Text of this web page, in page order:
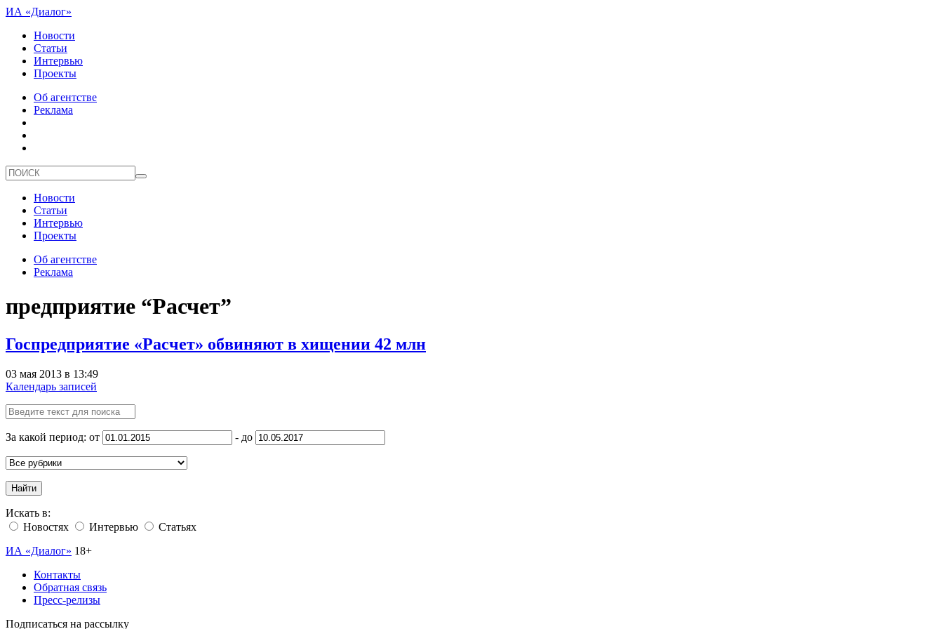
ИА «Диалог»
Новости
Статьи
Интервью
Проекты
Об агентстве
Реклама
Новости
Статьи
Интервью
Проекты
Об агентстве
Реклама
предприятие “Расчет”
Госпредприятие «Расчет» обвиняют в хищении 42 млн
03 мая 2013 в 13:49
Календарь записей
За какой период: от - до
Найти
Искать в:
Новостях
Интервью
Статьях
ИА «Диалог» 18+
Контакты
Обратная связь
Пресс-релизы
Подписаться на рассылку